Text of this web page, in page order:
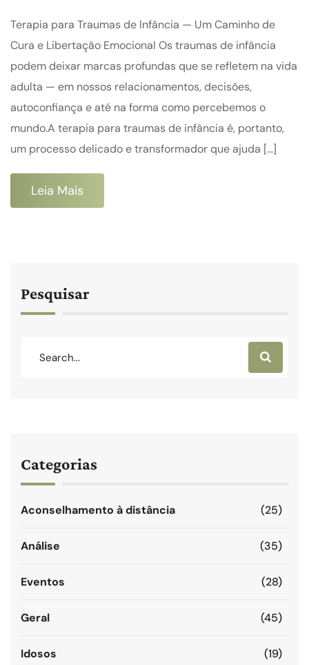
Terapia para Traumas de Infância — Um Caminho de
Cura e Libertação Emocional Os traumas de infância
podem deixar marcas profundas que se refletem na vida
adulta — em nossos relacionamentos, decisões,
autoconfiança e até na forma como percebemos o
mundo.A terapia para traumas de infância é, portanto,
um processo delicado e transformador que ajuda […]
Leia Mais
Pesquisar
Categorias
Aconselhamento à distância (25)
Análise (35)
Eventos (28)
Geral (45)
Idosos (19)